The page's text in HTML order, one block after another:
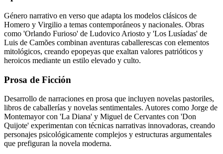
Género narrativo en verso que adapta los modelos clásicos de
Homero y Virgilio a temas contemporáneos y nacionales. Obras
como 'Orlando Furioso' de Ludovico Ariosto y 'Los Lusíadas' de
Luis de Camões combinan aventuras caballerescas con elementos
mitológicos, creando epopeyas que exaltan valores patrióticos y
heroicos mediante un estilo elevado y culto.
Prosa de Ficción
Desarrollo de narraciones en prosa que incluyen novelas pastoriles,
libros de caballerías y novelas sentimentales. Autores como Jorge de
Montemayor con 'La Diana' y Miguel de Cervantes con 'Don
Quijote' experimentan con técnicas narrativas innovadoras, creando
personajes psicológicamente complejos y estructuras argumentales
que prefiguran la novela moderna.